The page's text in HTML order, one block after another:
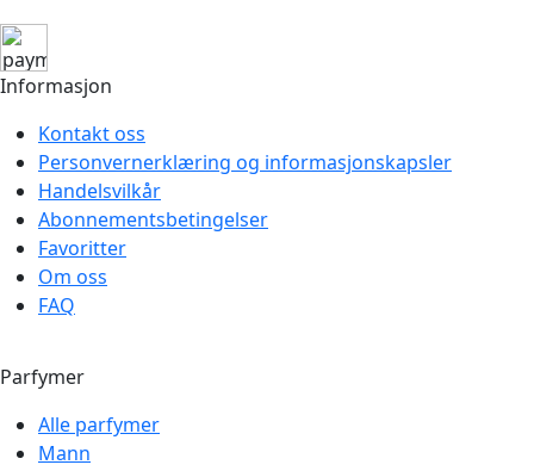
Informasjon
Kontakt oss
Personvernerklæring og informasjonskapsler
Handelsvilkår
Abonnementsbetingelser
Favoritter
Om oss
FAQ
Parfymer
Alle parfymer
Mann